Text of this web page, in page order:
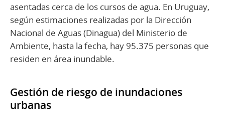
asentadas cerca de los cursos de agua. En Uruguay,
según estimaciones realizadas por la Dirección
Nacional de Aguas (Dinagua) del Ministerio de
Ambiente, hasta la fecha, hay 95.375 personas que
residen en área inundable.
Gestión de riesgo de inundaciones
urbanas